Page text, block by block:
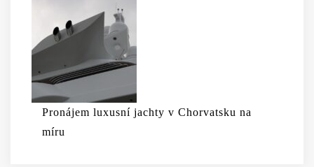
Pronájem luxusní jachty v Chorvatsku na
míru